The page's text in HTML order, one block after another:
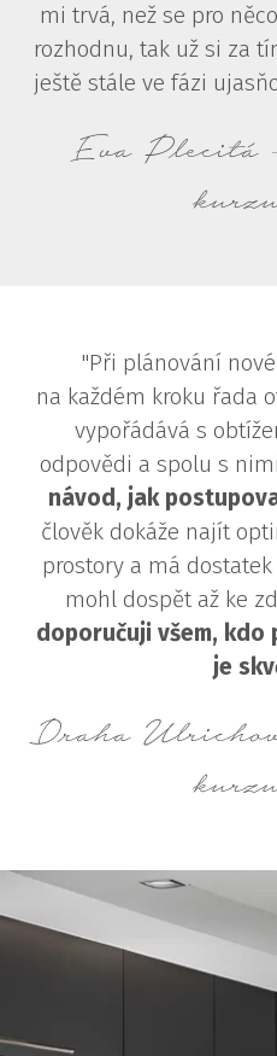
mi trvá, než se pro
rozhodnu, tak už si za
ještě stále ve fázi
Eva Plecitá
"Při plánování
na každém kroku řada
vypořádává s
odpovědi a spolu s nimi
návod, jak
člověk dokáže najít
prostory a má
mohl dospět až ke
doporučuji všem, kdo
je
Draha